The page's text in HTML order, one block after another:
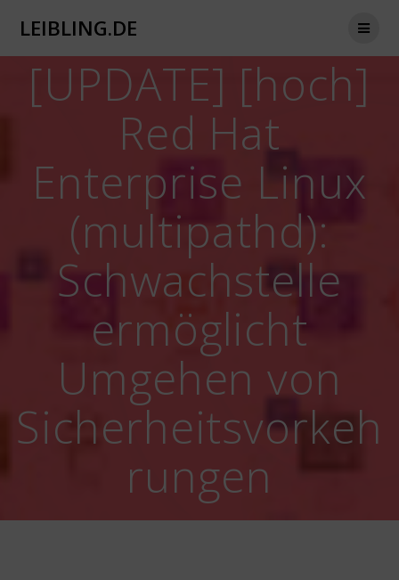
LEIBLING.DE
[UPDATE] [hoch]
Red Hat
Enterprise Linux
(multipathd):
Schwachstelle
ermöglicht
Umgehen von
Sicherheitsvorkeh
rungen